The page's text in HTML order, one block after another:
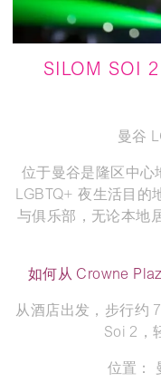
SILOM SOI
曼谷
位于曼谷是隆区中心
LGBTQ+ 夜生活目的
与俱乐部，无论本地
如何从 Crowne
从酒店出发，步行约
Soi 2，
位置：